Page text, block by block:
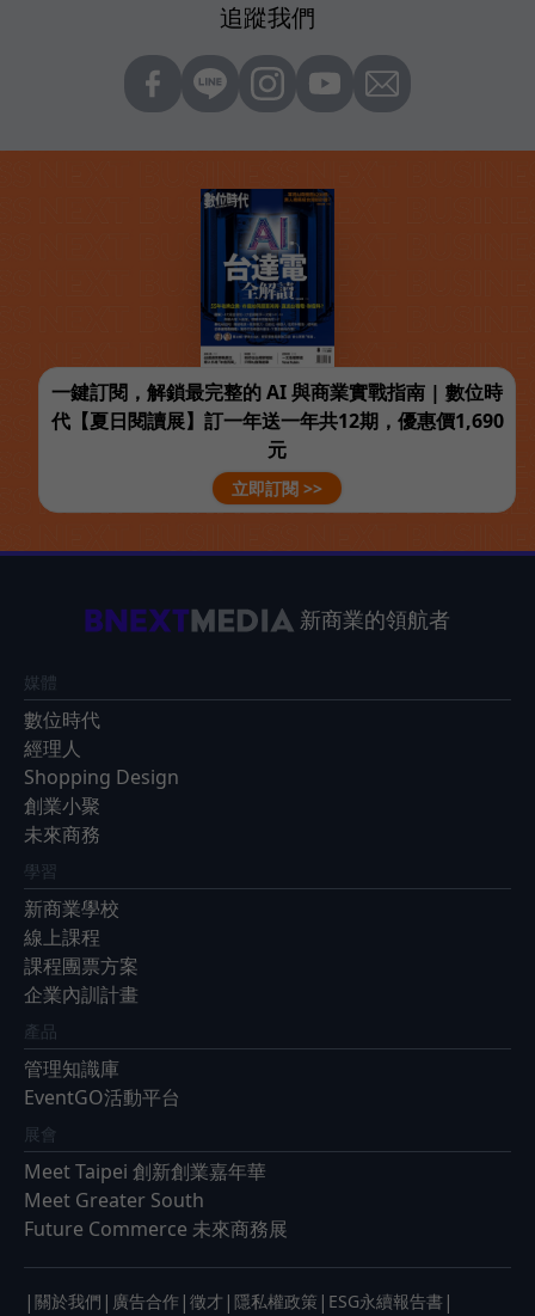
追蹤我們
一鍵訂閱，解鎖最完整的 AI 與商業實戰指南 | 數位時
代【夏日閱讀展】訂一年送一年共12期，優惠價1,690
元
立即訂閱 >>
新商業的領航者
媒體
數位時代
經理人
Shopping Design
創業小聚
未來商務
學習
新商業學校
線上課程
課程團票方案
企業內訓計畫
產品
管理知識庫
EventGO活動平台
展會
Meet Taipei 創新創業嘉年華
Meet Greater South
Future Commerce 未來商務展
| 關於我們 | 廣告合作 | 徵才 | 隱私權政策 | ESG永續報告書 |